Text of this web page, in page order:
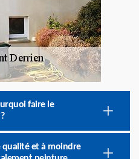
faire le
qualité et à moindre